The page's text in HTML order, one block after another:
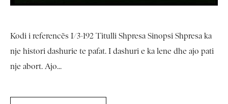
Kodi i referencës I/3-192 Titulli Shpresa Sinopsi Shpresa ka
nje histori dashurie te pafat. I dashuri e ka lene dhe ajo pati
nje abort. Ajo...